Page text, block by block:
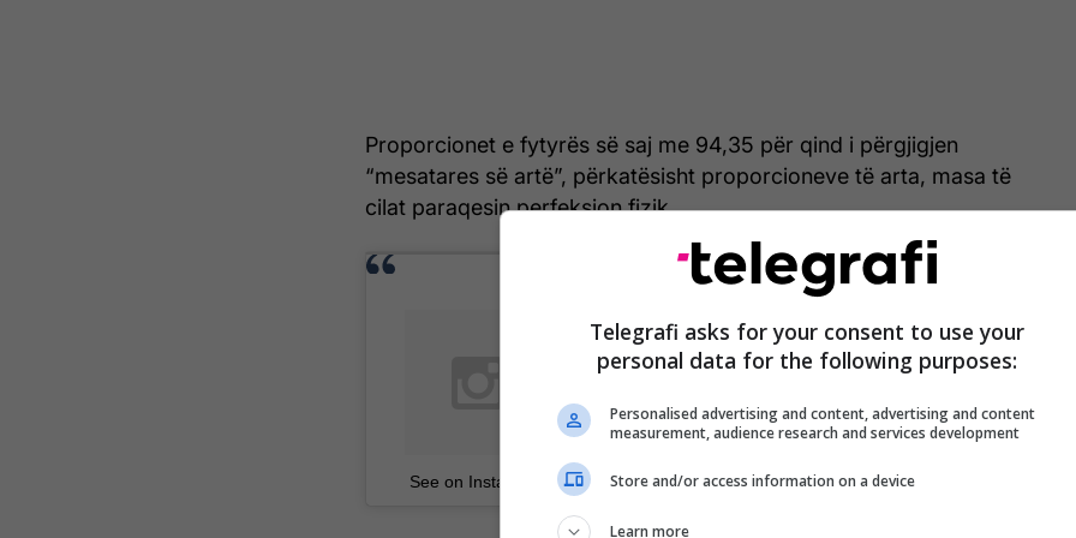
Proporcionet e fytyrës së saj me 94,35 për qind i përgjigjen
“mesatares së artë”, përkatësisht proporcioneve të arta, masa të
cilat paraqesin perfeksion fizik.
See on Instagram
Telegrafi asks for your consent to use your
personal data for the following purposes:
Personalised advertising and content, advertising and content
measurement, audience research and services development
Store and/or access information on a device
Learn more